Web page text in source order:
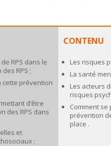
RPS dans le
RPS ;
cette prévention
d’être
des RPS dans
et
;
CONTENU
Les risques
La santé
Les acteurs
risques
Comment
prévention
place .